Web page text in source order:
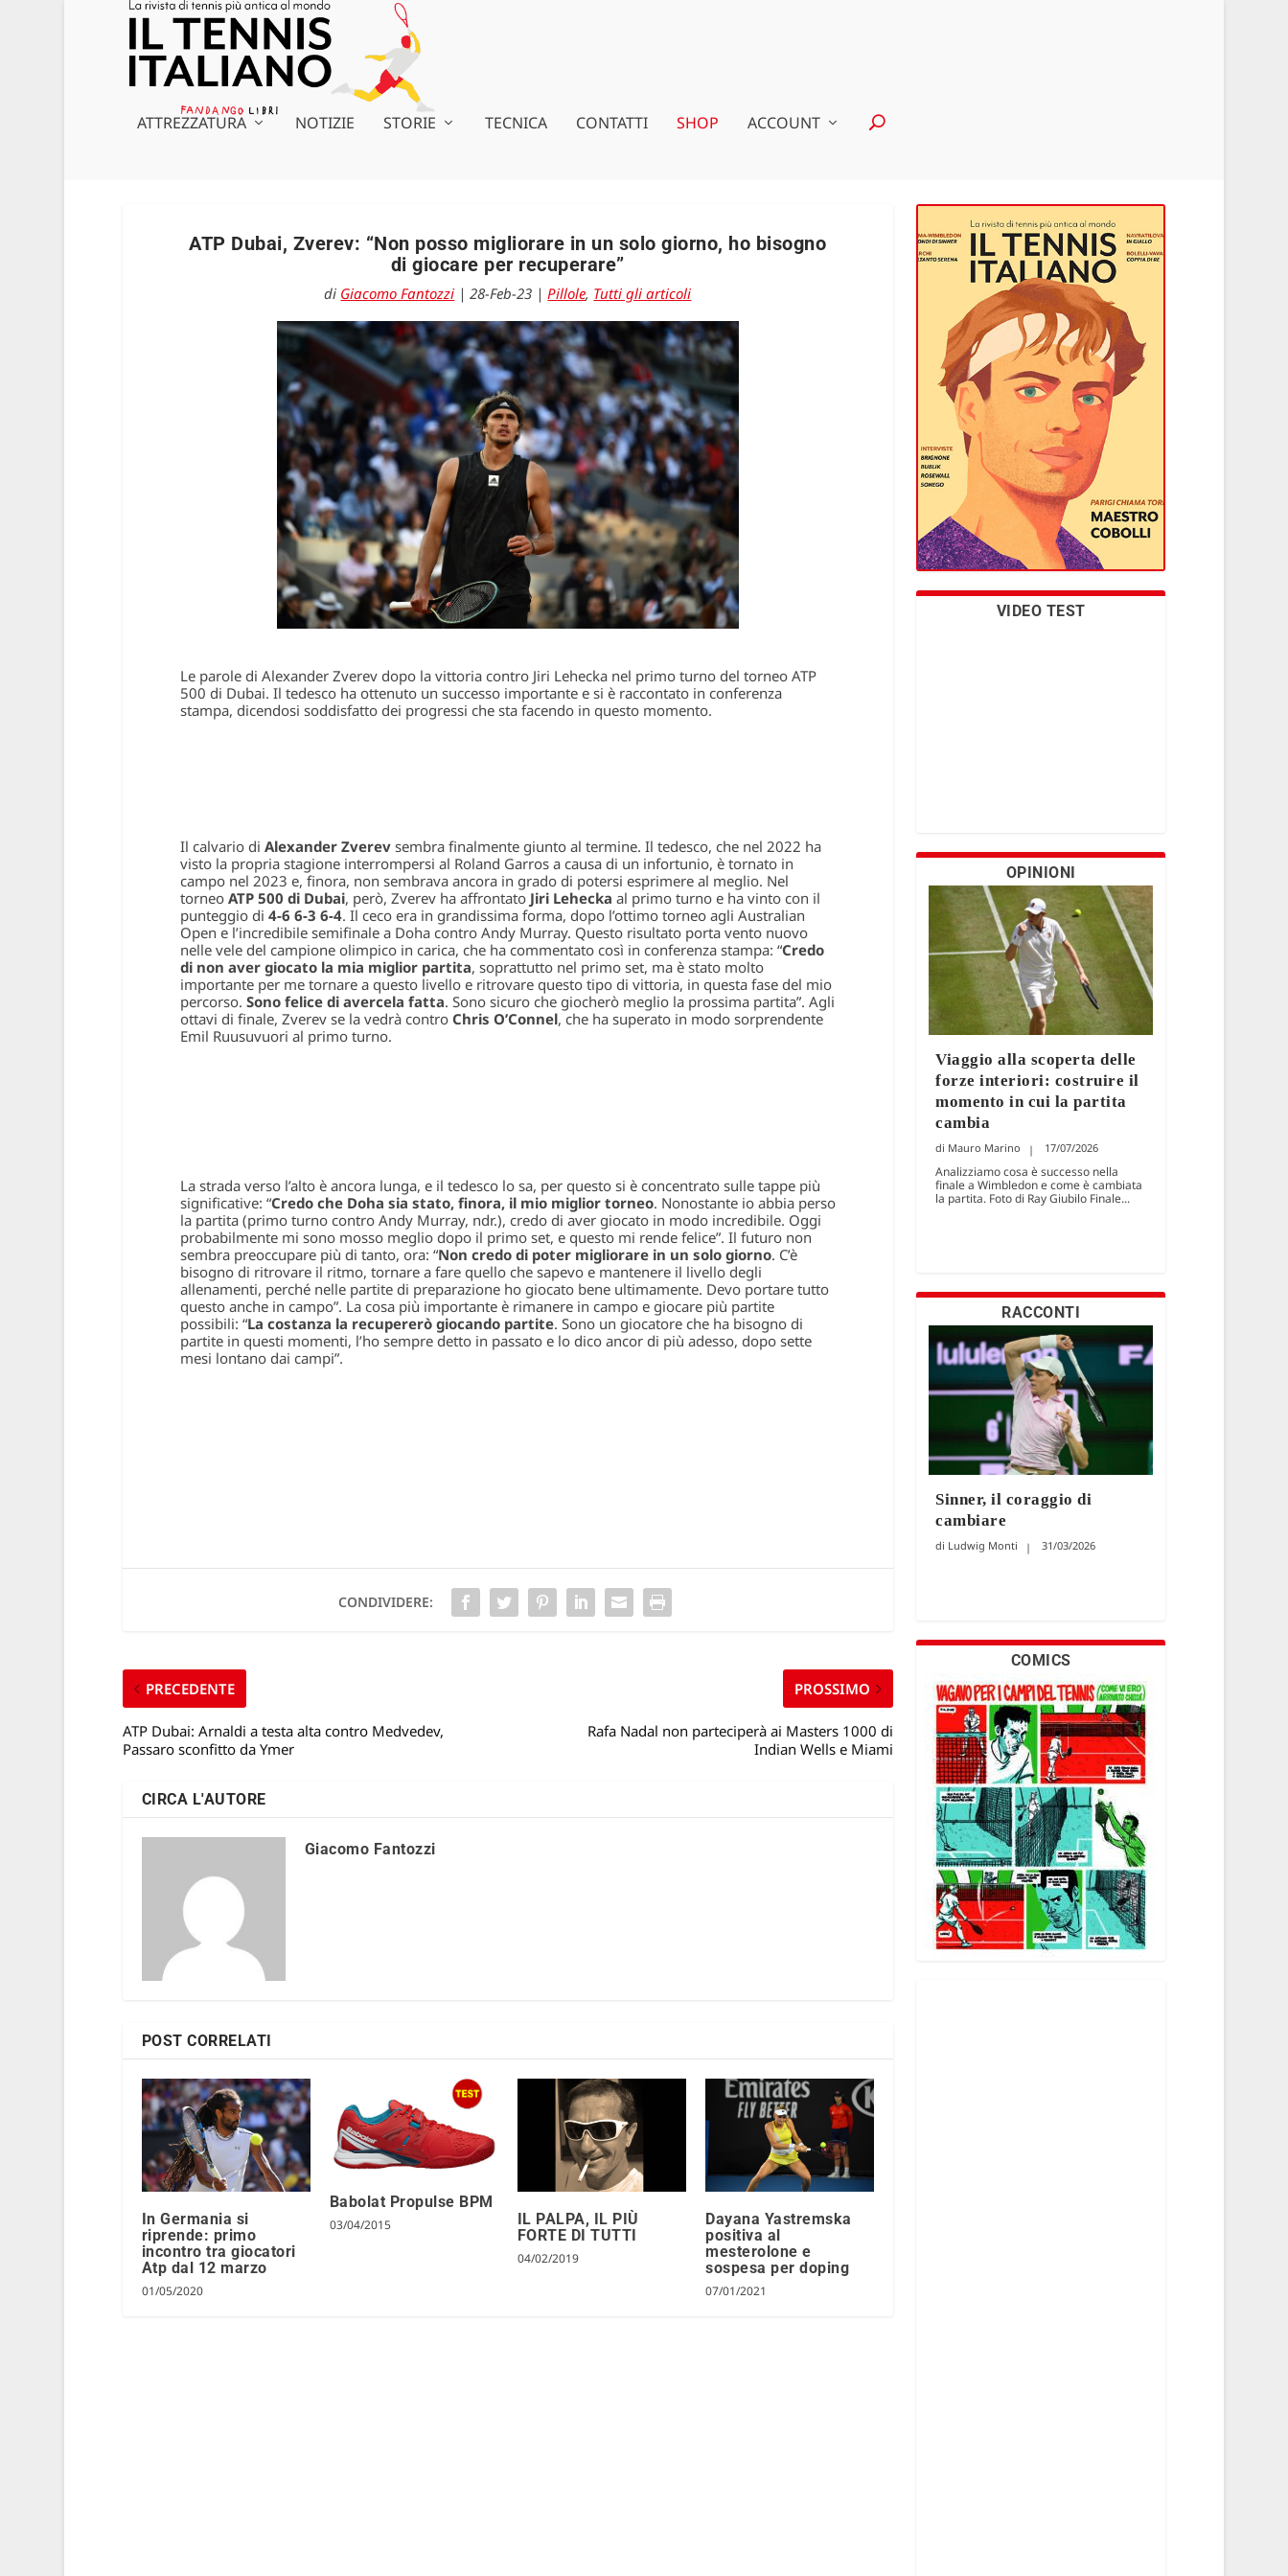
ATTREZZATURA NOTIZIE STORIE TECNICA CONTATTI SHOP ACCOUNT
ATP Dubai, Zverev: “Non posso migliorare in un solo giorno, ho bisogno
di giocare per recuperare”
di Giacomo Fantozzi |28-Feb-23 |Pillole, Tutti gli articoli
Le parole di Alexander Zverev dopo la vittoria contro Jiri Lehecka nel primo turno del torneo ATP
500 di Dubai. Il tedesco ha ottenuto un successo importante e si è raccontato in conferenza
stampa, dicendosi soddisfatto dei progressi che sta facendo in questo momento.
Il calvario di Alexander Zverevsembra finalmente giunto al termine. Il tedesco, che nel 2022 ha
visto la propria stagione interrompersi al Roland Garros a causa di un infortunio, è tornato in
campo nel 2023 e, finora, non sembrava ancora in grado di potersi esprimere al meglio. Nel
torneo ATP 500 di Dubai, però, Zverev ha affrontato Jiri Lehecka al primo turno e ha vinto con il
punteggio di 4-6 6-3 6-4. Il ceco era in grandissima forma, dopo l’ottimo torneo agli Australian
Open e l’incredibile semifinale a Doha contro Andy Murray. Questo risultato porta vento nuovo
nelle vele del campione olimpico in carica, che ha commentato così in conferenza stampa: “Credo
di non aver giocato la mia miglior partita, soprattutto nel primo set, ma è stato molto
importante per me tornare a questo livello e ritrovare questo tipo di vittoria, in questa fase del mio
percorso. Sono felice di avercela fatta. Sono sicuro che giocherò meglio la prossima partita”. Agli
ottavi di finale, Zverev se la vedrà contro Chris O’Connel, che ha superato in modo sorprendente
Emil Ruusuvuori al primo turno.
La strada verso l’alto è ancora lunga, e il tedesco lo sa, per questo si è concentrato sulle tappe più
significative: “Credo che Doha sia stato, finora, il mio miglior torneo. Nonostante io abbia perso
la partita (primo turno contro Andy Murray, ndr.), credo di aver giocato in modo incredibile. Oggi
probabilmente mi sono mosso meglio dopo il primo set, e questo mi rende felice”. Il futuro non
sembra preoccupare più di tanto, ora: “Non credo di poter migliorare in un solo giorno. C’è
bisogno di ritrovare il ritmo, tornare a fare quello che sapevo e mantenere il livello degli
allenamenti, perché nelle partite di preparazione ho giocato bene ultimamente. Devo portare tutto
questo anche in campo”. La cosa più importante è rimanere in campo e giocare più partite
possibili: “La costanza la recupererò giocando partite. Sono un giocatore che ha bisogno di
partite in questi momenti, l’ho sempre detto in passato e lo dico ancor di più adesso, dopo sette
mesi lontano dai campi”.
CONDIVIDERE:
PRECEDENTE
ATP Dubai: Arnaldi a testa alta contro Medvedev,
Passaro sconfitto da Ymer
PROSSIMO
Rafa Nadal non parteciperà ai Masters 1000 di
Indian Wells e Miami
CIRCA L'AUTORE
Giacomo Fantozzi
POST CORRELATI
In Germania si
riprende: primo
incontro tra giocatori
Atp dal 12 marzo
01/05/2020
Babolat Propulse BPM
03/04/2015
IL PALPA, IL PIÙ
FORTE DI TUTTI
04/02/2019
Dayana Yastremska
positiva al
mesterolone e
sospesa per doping
07/01/2021
VIDEO TEST
OPINIONI
Viaggio alla scoperta delle
forze interiori: costruire il
momento in cui la partita
cambia
Mauro Marino 17/07/2026
Analizziamo cosa è successo nella
finale a Wimbledon e come è cambiata
la partita. Foto di Ray Giubilo Finale...
RACCONTI
Sinner, il coraggio di
cambiare
Ludwig Monti 31/03/2026
COMICS